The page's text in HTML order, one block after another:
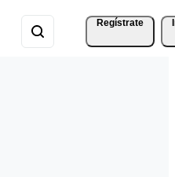
Regístrate